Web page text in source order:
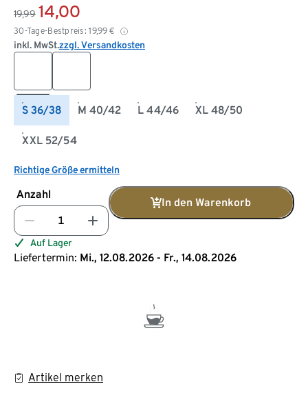
19,99 14,00
30-Tage-Bestpreis: 19,99 €
inkl. MwSt.zzgl. Versandkosten
S 36/38 M 40/42 L 44/46 XL 48/50
XXL 52/54
Richtige Größe ermitteln
Anzahl
In den Warenkorb
Auf Lager
Liefertermin: Mi., 12.08.2026 - Fr., 14.08.2026
Artikel merken